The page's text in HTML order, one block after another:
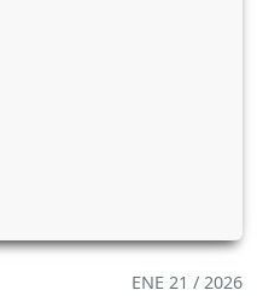
ENE 21 / 2026